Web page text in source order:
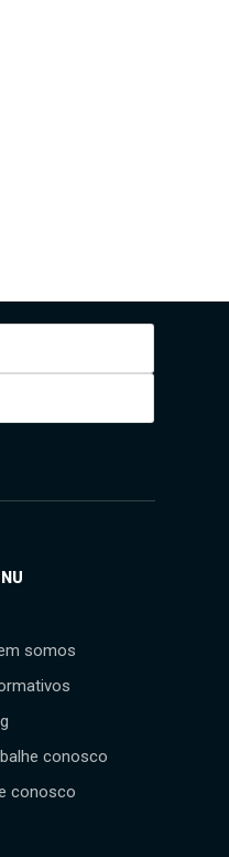
somos
conosco
conosco